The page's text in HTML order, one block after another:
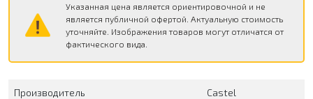
Указанная цена является ориентировочной и не
является публичной офертой. Актуальную стоимость
уточняйте. Изображения товаров могут отличатся от
фактического вида.
Производитель Сastel